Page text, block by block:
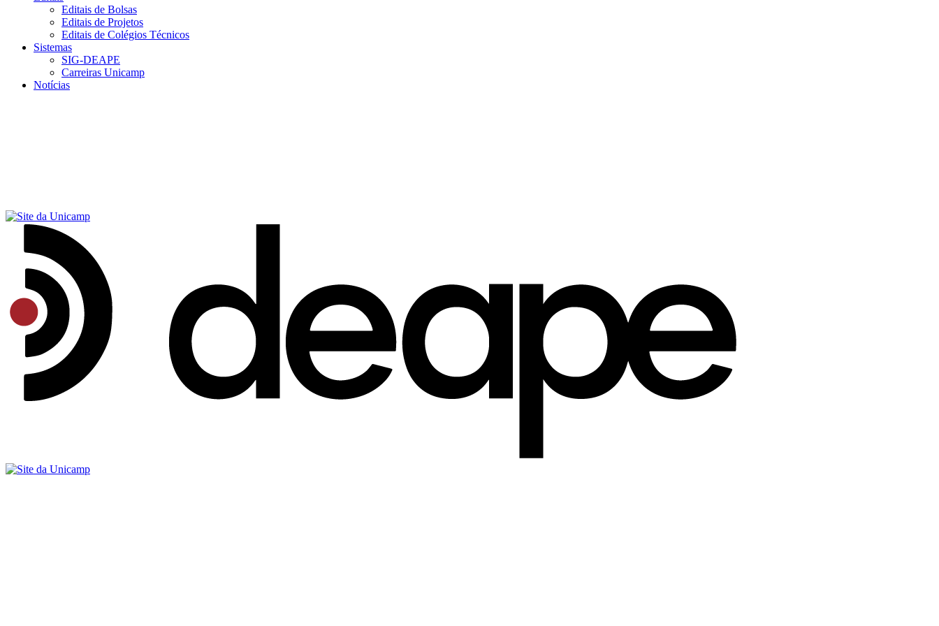
Editais de Bolsas
Editais de Projetos
Editais de Colégios Técnicos
Sistemas
SIG-DEAPE
Carreiras Unicamp
Notícias